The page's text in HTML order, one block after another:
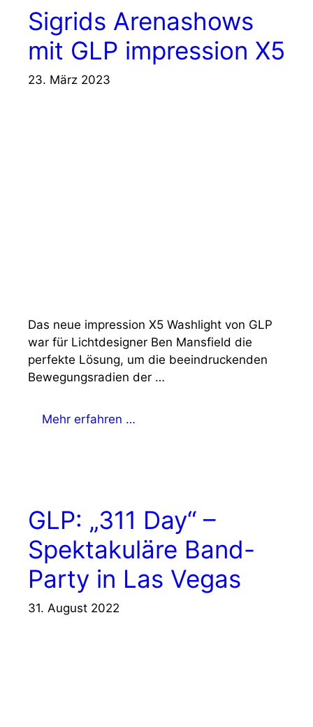
Sigrids Arenashows
mit GLP impression X5
23. März 2023
Das neue impression X5 Washlight von GLP
war für Lichtdesigner Ben Mansfield die
perfekte Lösung, um die beeindruckenden
Bewegungsradien der …
Mehr erfahren …
GLP: „311 Day“ –
Spektakuläre Band-
Party in Las Vegas
31. August 2022